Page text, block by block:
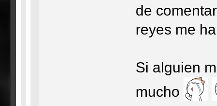
de
reyes me
Si alguien
mucho